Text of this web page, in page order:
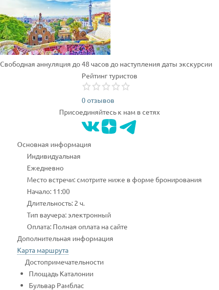
Свободная аннуляция до 48 часов до наступления даты экскурсии
Рейтинг туристов
0 отзывов
Присоединяйтесь к нам в сетях
Основная информация
Индивидуальная
Ежедневно
Место встречи: смотрите ниже в форме бронирования
Начало: 11:00
Длительность: 2 ч.
Тип ваучера: электронный
Оплата: Полная оплата на сайте
Дополнительная информация
Карта маршрута
Достопримечательности
Площадь Каталонии
Бульвар Рамблас